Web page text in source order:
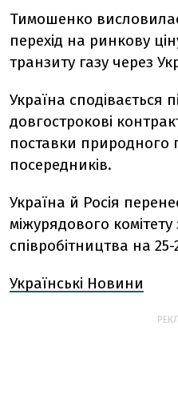
Тимошенко
перехід на ринкову
транзиту газу через
Україна сподівається
довгострокові
поставки природного
посередників.
Україна й Росія
міжурядового
співробітництва на 25-
Українські Новини